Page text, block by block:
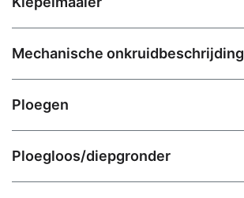
Mechanische onkruidbeschrijding
Ploegen
Ploegloos/diepgronder